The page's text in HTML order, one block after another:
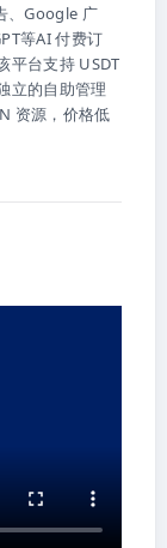
、Google 广
等AI 付费订
平台支持 USDT
立的自助管理
资源，价格低